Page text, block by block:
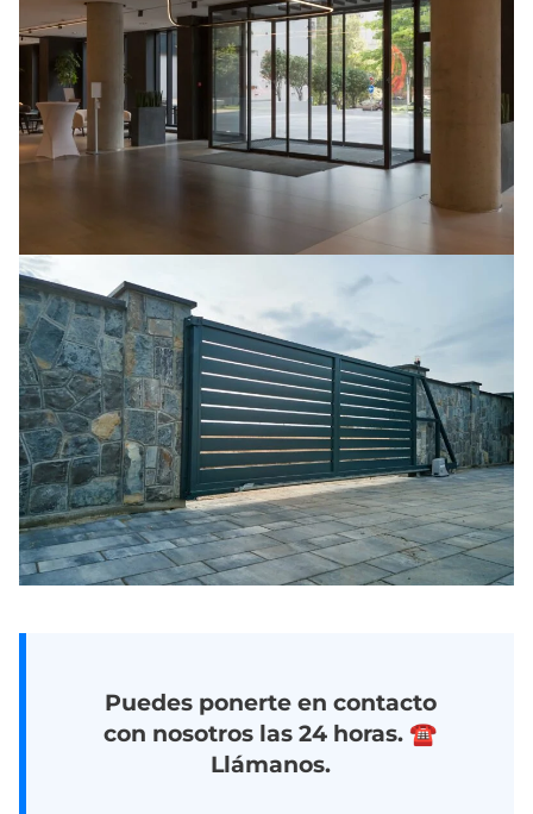
Puedes ponerte en contacto
con nosotros las 24 horas. ☎️
Llámanos.